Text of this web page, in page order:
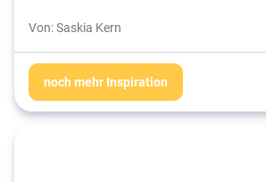
Von: Saskia Kern
noch mehr Inspiration